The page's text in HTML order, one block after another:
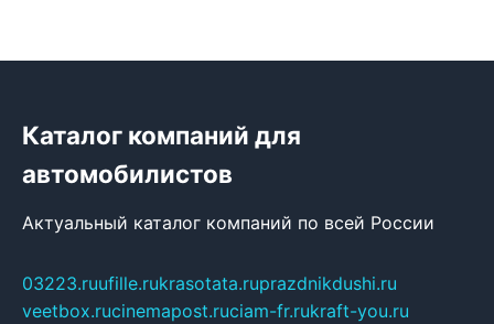
Каталог компаний для
автомобилистов
Актуальный каталог компаний по всей России
03223.ruufille.rukrasotata.ruprazdnikdushi.ru
veetbox.rucinemapost.ruciam-fr.rukraft-you.ru